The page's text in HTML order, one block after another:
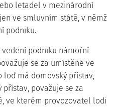
letadel v mezinárodní
ve smluvním státě, v němž
podniku.
vedení podniku námořní
se za umístěné ve
loď má domovský přístav,
považuje se za
ve kterém provozovatel lodi